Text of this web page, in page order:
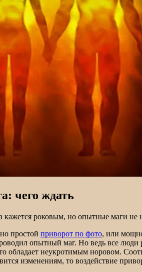
чего ждать
кажется роковым, но опытные маги
простой приворот по фото, или
опытный маг. Но ведь все
обладает неукротимым норовом.
изменениям, то воздействие